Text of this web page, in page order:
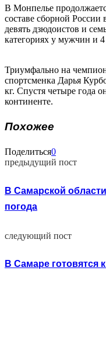
В Монпелье
составе сборной России
девять дзюдоистов и
категориях у мужчин и
Триумфально на
спортсменка Дарья
кг. Спустя четыре года
континенте.
Похожее
Поделиться0
предыдущий пост
В Самарской
погода
следующий пост
В Самаре готовятся